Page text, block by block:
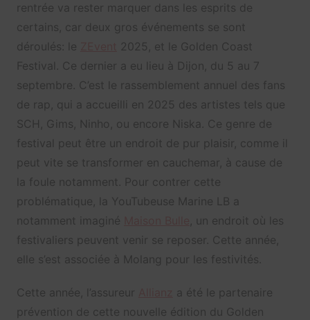
rentrée va rester marquer dans les esprits de
certains, car deux gros événements se sont
déroulés: le
2025, et le Golden Coast
Festival. Ce dernier a eu lieu à Dijon, du 5 au 7
septembre. C’est le rassemblement annuel des fans
de rap, qui a accueilli en 2025 des artistes tels que
SCH, Gims, Ninho, ou encore Niska. Ce genre de
festival peut être un endroit de pur plaisir, comme il
peut vite se transformer en cauchemar, à cause de
la foule notamment. Pour contrer cette
problématique, la YouTubeuse Marine LB a
notamment imaginé
, un endroit où les
festivaliers peuvent venir se reposer. Cette année,
elle s’est associée à Molang pour les festivités.
Cette année, l’assureur
a été le partenaire
prévention de cette nouvelle édition du Golden